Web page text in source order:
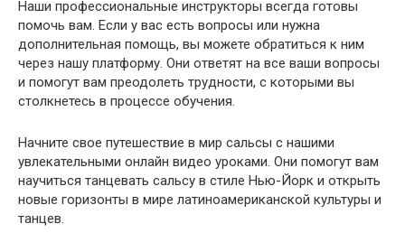
Наши профессиональные инструкторы всегда готовы
помочь вам. Если у вас есть вопросы или нужна
дополнительная помощь, вы можете обратиться к ним
через нашу платформу. Они ответят на все ваши вопросы
и помогут вам преодолеть трудности, с которыми вы
столкнетесь в процессе обучения.
Начните свое путешествие в мир сальсы с нашими
увлекательными онлайн видео уроками. Они помогут вам
научиться танцевать сальсу в стиле Нью-Йорк и открыть
новые горизонты в мире латиноамериканской культуры и
танцев.